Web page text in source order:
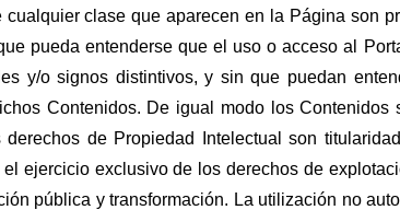
clase que aparecen en la Página son
pueda entenderse que el uso o acceso al
y/o signos distintivos, y sin que puedan
Contenidos. De igual modo los Contenidos
de Propiedad Intelectual son
ejercicio exclusivo de los derechos de
pública y transformación. La utilización no